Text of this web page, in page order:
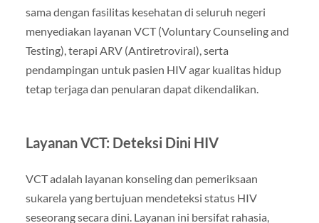
sama dengan fasilitas kesehatan di seluruh negeri
menyediakan layanan VCT (Voluntary Counseling and
Testing), terapi ARV (Antiretroviral), serta
pendampingan untuk pasien HIV agar kualitas hidup
tetap terjaga dan penularan dapat dikendalikan.
Layanan VCT: Deteksi Dini HIV
VCT adalah layanan konseling dan pemeriksaan
sukarela yang bertujuan mendeteksi status HIV
seseorang secara dini. Layanan ini bersifat rahasia,